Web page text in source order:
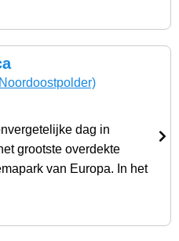
dag in
grootste overdekte
van Europa. In het